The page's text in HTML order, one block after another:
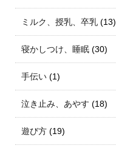
ミルク、授乳、卒乳 (13)
寝かしつけ、睡眠 (30)
手伝い (1)
泣き止み、あやす (18)
遊び方 (19)